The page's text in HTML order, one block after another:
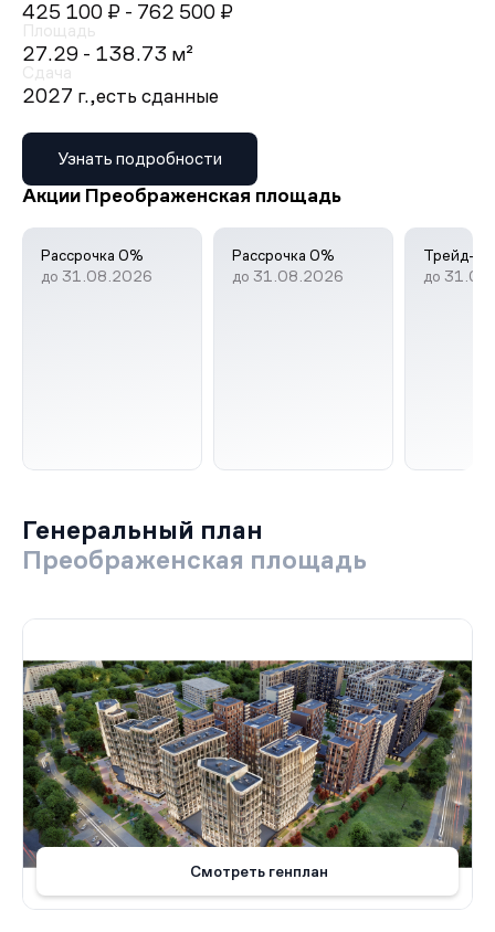
425 100 ₽ - 762 500 ₽
Площадь
27.29 - 138.73 м²
Сдача
2027 г.,есть сданные
Узнать подробности
Акции Преображенская площадь
Рассрочка 0%
до 31.08.2026
Рассрочка 0%
до 31.08.2026
Трейд-ин
до
Генеральный план
Преображенская площадь
Смотреть генплан